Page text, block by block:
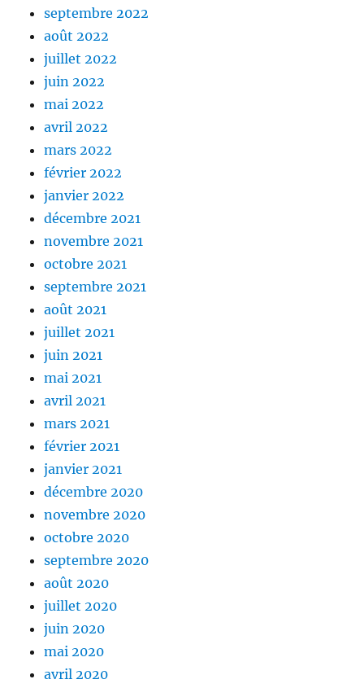
septembre 2022
août 2022
juillet 2022
juin 2022
mai 2022
avril 2022
mars 2022
février 2022
janvier 2022
décembre 2021
novembre 2021
octobre 2021
septembre 2021
août 2021
juillet 2021
juin 2021
mai 2021
avril 2021
mars 2021
février 2021
janvier 2021
décembre 2020
novembre 2020
octobre 2020
septembre 2020
août 2020
juillet 2020
juin 2020
mai 2020
avril 2020